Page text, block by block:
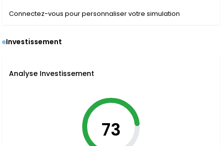
Connectez-vous pour personnaliser votre simulation
Investissement
Analyse Investissement
73